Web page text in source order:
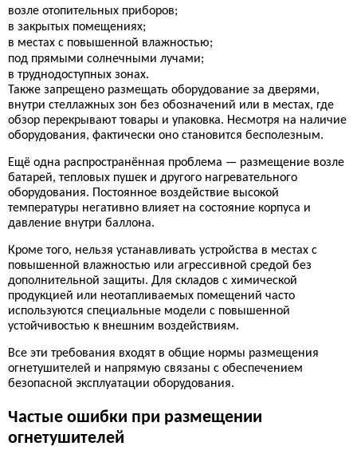
возле отопительных приборов;
в закрытых помещениях;
в местах с повышенной влажностью;
под прямыми солнечными лучами;
в труднодоступных зонах.
Также запрещено размещать оборудование за дверями,
внутри стеллажных зон без обозначений или в местах, где
обзор перекрывают товары и упаковка. Несмотря на наличие
оборудования, фактически оно становится бесполезным.
Ещё одна распространённая проблема — размещение возле
батарей, тепловых пушек и другого нагревательного
оборудования. Постоянное воздействие высокой
температуры негативно влияет на состояние корпуса и
давление внутри баллона.
Кроме того, нельзя устанавливать устройства в местах с
повышенной влажностью или агрессивной средой без
дополнительной защиты. Для складов с химической
продукцией или неотапливаемых помещений часто
используются специальные модели с повышенной
устойчивостью к внешним воздействиям.
Все эти требования входят в общие нормы размещения
огнетушителей и напрямую связаны с обеспечением
безопасной эксплуатации оборудования.
Частые ошибки при размещении
огнетушителей